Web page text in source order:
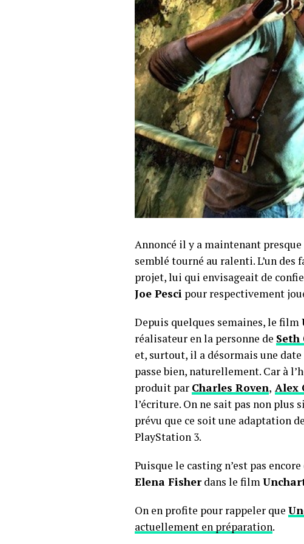
Annoncé il y a maintenant
semblé tourné au ralenti. L’un
projet, lui qui envisageait de
Joe Pesci pour respectivement
Depuis quelques semaines, le film
réalisateur en la personne de Seth
et, surtout, il a désormais une
passe bien, naturellement. Car à
produit par Charles Roven, Alex
l’écriture. On ne sait pas non plus si
prévu que ce soit une adaptation de
PlayStation 3.
Puisque le casting n’est pas
Elena Fisherdans le film
On en profite pour rappeler que
actuellement en préparation.